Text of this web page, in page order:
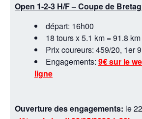
Open 1-2-3 H/F – Coupe de
départ: 16h00
18 tours x 5.1 km = 91.8 km
Prix coureurs: 459/20, 1er
Engagements: 9€ sur le
ligne
Ouverture des engagements: le